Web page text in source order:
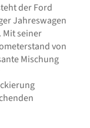
der Ford
Jahreswagen
seiner
von
Mischung